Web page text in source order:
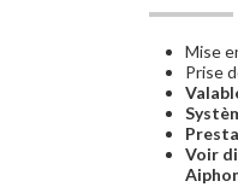
Mise
Prise
Voir